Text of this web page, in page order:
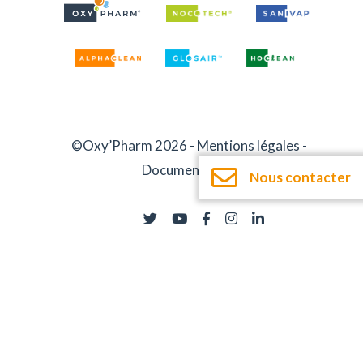
©Oxy’Pharm 2026 - Mentions légales -
Documentation
Nous contacter